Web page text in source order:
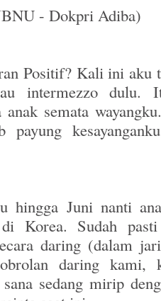
- Dokpri Adiba)
Positif? Kali ini aku
intermezzo dulu.
semata
payung
hingga Juni nanti
di Korea. Sudah
daring (dalam
daring kami,
sedang mirip